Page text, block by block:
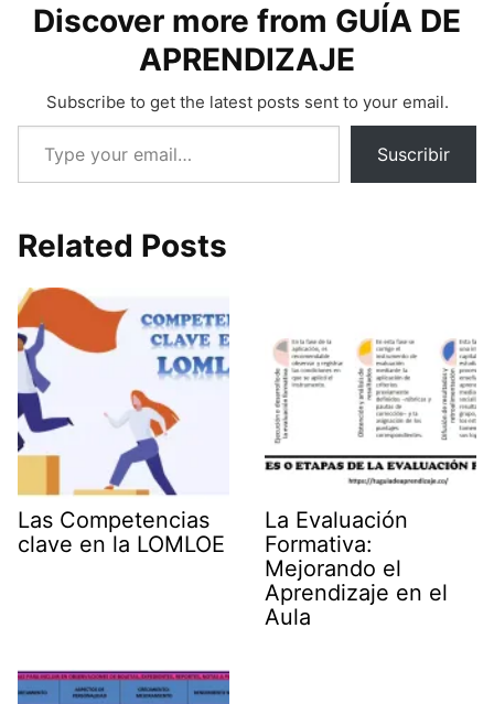
Discover more from GUÍA DE
APRENDIZAJE
Subscribe to get the latest posts sent to your email.
Type your email…
Suscribir
Related Posts
Las Competencias
clave en la LOMLOE
La Evaluación
Formativa:
Mejorando el
Aprendizaje en el
Aula